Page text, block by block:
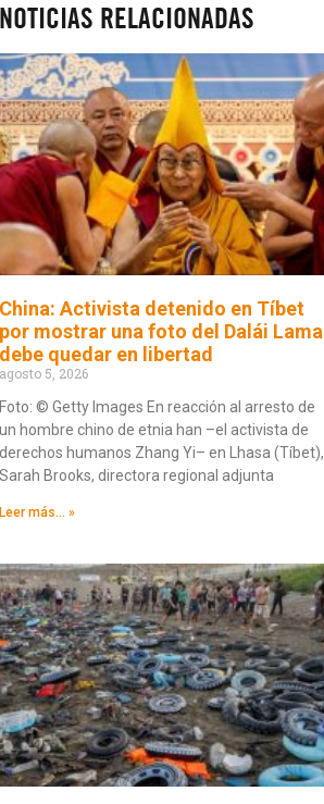
NOTICIAS RELACIONADAS
China: Activista detenido en Tíbet
por mostrar una foto del Dalái Lama
debe quedar en libertad
agosto 5, 2026
Foto: © Getty Images En reacción al arresto de
un hombre chino de etnia han –el activista de
derechos humanos Zhang Yi– en Lhasa (Tíbet),
Sarah Brooks, directora regional adjunta
Leer más... »